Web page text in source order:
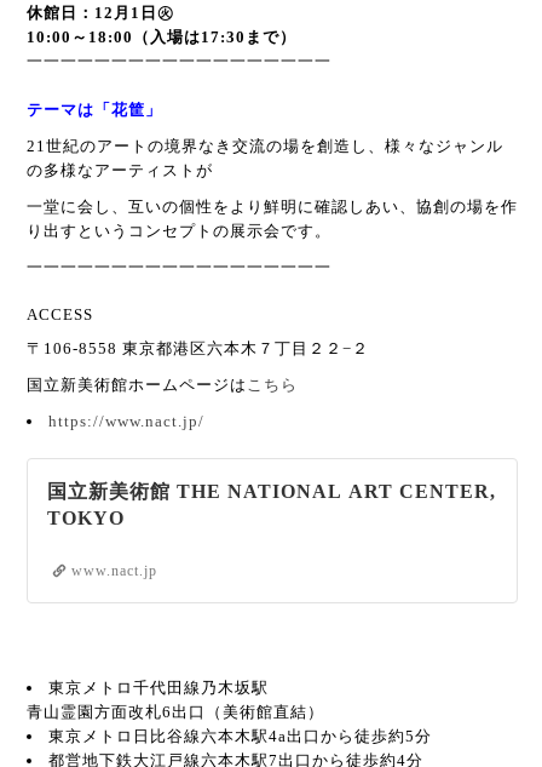
休館日：12月1日㊋
10:00～18:00（入場は17:30まで）
一一一一一一一一一一一一一一一一一一
テーマは「花筐」
21世紀のアートの境界なき交流の場を創造し、様々なジャンル
の多様なアーティストが
一堂に会し、互いの個性をより鮮明に確認しあい、協創の場を作
り出すというコンセプトの展示会です。
一一一一一一一一一一一一一一一一一一
ACCESS
〒106-8558 東京都港区六本木７丁目２２−２
国立新美術館ホームページは こちら
https://www.nact.jp/
国立新美術館 THE NATIONAL ART CENTER,
TOKYO
www.nact.jp
東京メトロ千代田線乃木坂駅
青山霊園方面改札6出口（美術館直結）
東京メトロ日比谷線六本木駅4a出口から徒歩約5分
都営地下鉄大江戸線六本木駅7出口から徒歩約4分